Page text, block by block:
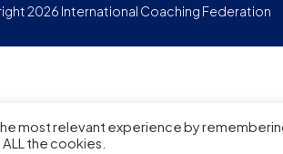
2026 International Coaching Federation
most relevant experience by
the cookies.